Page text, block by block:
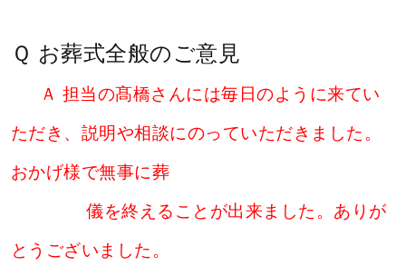
Ｑ お葬式全般のご意見
Ａ 担当の髙橋さんには毎日のように来てい
ただき、説明や相談にのっていただきました。
おかげ様で無事に葬
儀を終えることが出来ました。ありが
とうございました。